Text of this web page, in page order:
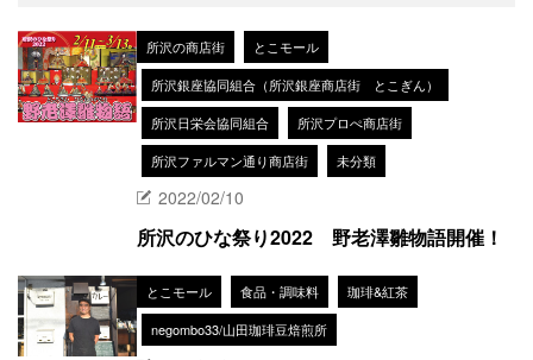
所沢の商店街
とこモール
所沢銀座協同組合（所沢銀座商店街 とこぎん）
所沢日栄会協同組合
所沢プロぺ商店街
所沢ファルマン通り商店街
未分類
2022/02/10
所沢のひな祭り2022 野老澤雛物語開催！
とこモール 食品・調味料
珈琲&紅茶
negombo33/山田珈琲豆焙煎所